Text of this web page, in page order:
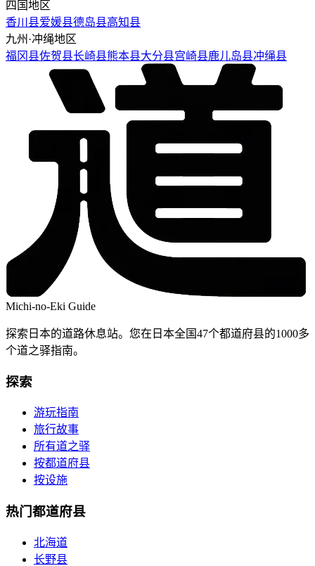
四国地区
香川县爱媛县德岛县高知县
九州·冲绳地区
福冈县佐贺县长崎县熊本县大分县宫崎县鹿儿岛县冲绳县
Michi-no-Eki Guide
探索日本的道路休息站。您在日本全国47个都道府县的1000多
个道之驿指南。
探索
游玩指南
旅行故事
所有道之驿
按都道府县
按设施
热门都道府县
北海道
长野县